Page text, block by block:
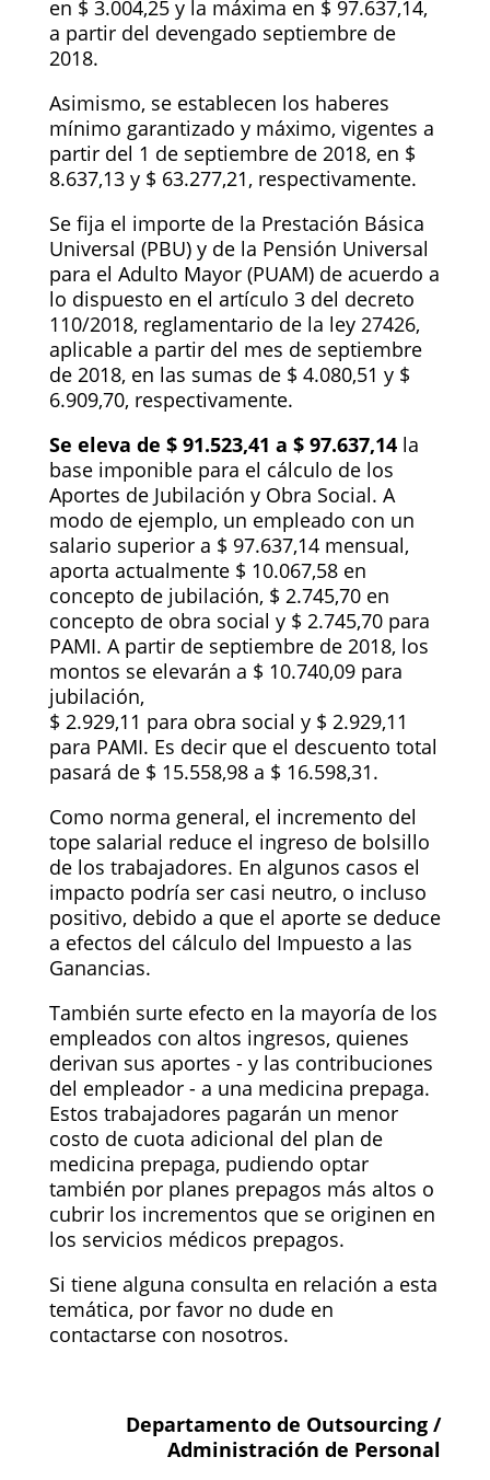
en $ 3.004,25 y la máxima en $ 97.637,14,
a partir del devengado septiembre de
2018.
Asimismo, se establecen los haberes
mínimo garantizado y máximo, vigentes a
partir del 1 de septiembre de 2018, en $
8.637,13 y $ 63.277,21, respectivamente.
Se fija el importe de la Prestación Básica
Universal (PBU) y de la Pensión Universal
para el Adulto Mayor (PUAM) de acuerdo a
lo dispuesto en el artículo 3 del decreto
110/2018, reglamentario de la ley 27426,
aplicable a partir del mes de septiembre
de 2018, en las sumas de $ 4.080,51 y $
6.909,70, respectivamente.
Se eleva de $ 91.523,41 a $ 97.637,14la
base imponible para el cálculo de los
Aportes de Jubilación y Obra Social. A
modo de ejemplo, un empleado con un
salario superior a $ 97.637,14 mensual,
aporta actualmente $ 10.067,58 en
concepto de jubilación, $ 2.745,70 en
concepto de obra social y $ 2.745,70 para
PAMI. A partir de septiembre de 2018, los
montos se elevarán a $ 10.740,09 para
jubilación,
$ 2.929,11 para obra social y $ 2.929,11
para PAMI. Es decir que el descuento total
pasará de $ 15.558,98 a $ 16.598,31.
Como norma general, el incremento del
tope salarial reduce el ingreso de bolsillo
de los trabajadores. En algunos casos el
impacto podría ser casi neutro, o incluso
positivo, debido a que el aporte se deduce
a efectos del cálculo del Impuesto a las
Ganancias.
También surte efecto en la mayoría de los
empleados con altos ingresos, quienes
derivan sus aportes - y las contribuciones
del empleador - a una medicina prepaga.
Estos trabajadores pagarán un menor
costo de cuota adicional del plan de
medicina prepaga, pudiendo optar
también por planes prepagos más altos o
cubrir los incrementos que se originen en
los servicios médicos prepagos.
Si tiene alguna consulta en relación a esta
temática, por favor no dude en
contactarse con nosotros.
Departamento de Outsourcing /
Administración de Personal